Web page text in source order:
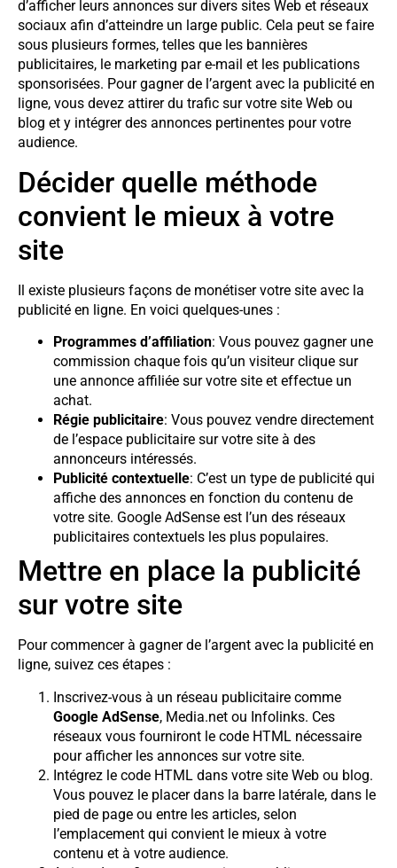
d’afficher leurs annonces sur divers sites Web et réseaux
sociaux afin d’atteindre un large public. Cela peut se faire
sous plusieurs formes, telles que les bannières
publicitaires, le marketing par e-mail et les publications
sponsorisées. Pour gagner de l’argent avec la publicité en
ligne, vous devez attirer du trafic sur votre site Web ou
blog et y intégrer des annonces pertinentes pour votre
audience.
Décider quelle méthode
convient le mieux à votre
site
Il existe plusieurs façons de monétiser votre site avec la
publicité en ligne. En voici quelques-unes :
Programmes d’affiliation: Vous pouvez gagner une
commission chaque fois qu’un visiteur clique sur
une annonce affiliée sur votre site et effectue un
achat.
Régie publicitaire: Vous pouvez vendre directement
de l’espace publicitaire sur votre site à des
annonceurs intéressés.
Publicité contextuelle: C’est un type de publicité qui
affiche des annonces en fonction du contenu de
votre site. Google AdSense est l’un des réseaux
publicitaires contextuels les plus populaires.
Mettre en place la publicité
sur votre site
Pour commencer à gagner de l’argent avec la publicité en
ligne, suivez ces étapes :
Inscrivez-vous à un réseau publicitaire comme
Google AdSense, Media.net ou Infolinks. Ces
réseaux vous fourniront le code HTML nécessaire
pour afficher les annonces sur votre site.
Intégrez le code HTML dans votre site Web ou blog.
Vous pouvez le placer dans la barre latérale, dans le
pied de page ou entre les articles, selon
l’emplacement qui convient le mieux à votre
contenu et à votre audience.